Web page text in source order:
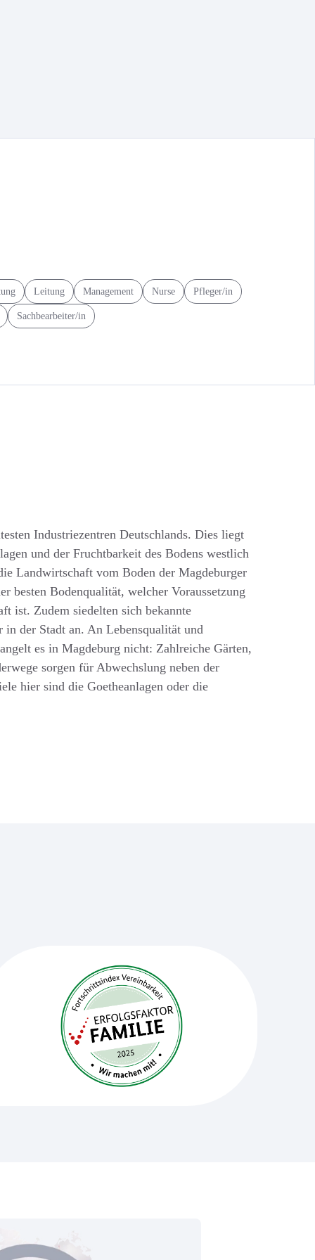
Leitung Management Nurse Pfleger/in
Sachbearbeiter/in
Industriezentren Deutschlands. Dies liegt
und der Fruchtbarkeit des Bodens westlich
Landwirtschaft vom Boden der Magdeburger
besten Bodenqualität, welcher Voraussetzung
ist. Zudem siedelten sich bekannte
in der Stadt an. An Lebensqualität und
es in Magdeburg nicht: Zahlreiche Gärten,
sorgen für Abwechslung neben der
hier sind die Goetheanlagen oder die